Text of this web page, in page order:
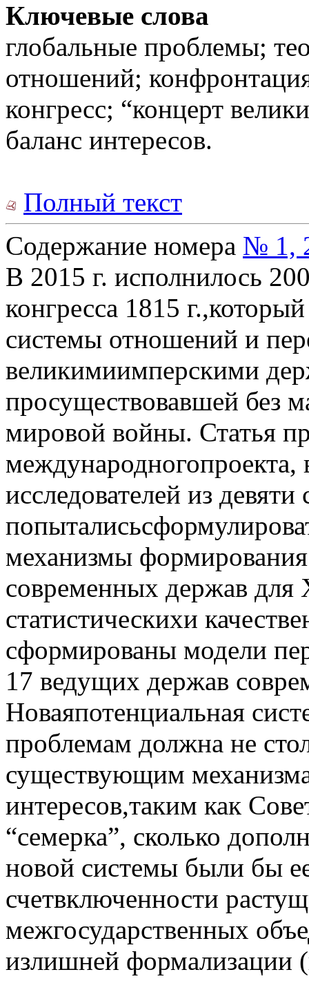
Ключевые слова
глобальные проблемы;
отношений;
конгресс; “концерт
баланс интересов.
Полный текст
Содержание номера № 1,
В 2015 г. исполнилось
конгресса 1815
системы отношений и
великимиимперскими
просуществовавшей без
мировой войны. Статья
международногопроекта,
исследователей из девяти
механизмы формирования
современных держав для
статистическихи
сформированы модели
17 ведущих держав
Новаяпотенциальная
проблемам должна не
существующим
интересов,таким как
“семерка”, сколько
новой системы были бы
счетвключенности
межгосударственных
излишней формализации